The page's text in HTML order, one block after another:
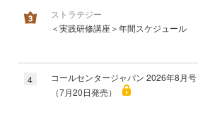
ストラテジー
＜実践研修講座＞年間スケジュール
4
コールセンタージャパン 2026年8月号
（7月20日発売）